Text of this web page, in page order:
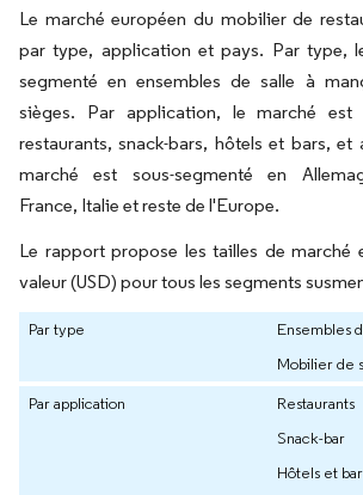
Le marché européen du mobilier de
par type, application et pays. Par type,
segmenté en ensembles de salle à
sièges. Par application, le marché est
restaurants, snack-bars, hôtels et bars, et
marché est sous-segmenté en
France, Italie et reste de l'Europe.
Le rapport propose les tailles de marché
valeur (USD) pour tous les segments
Par type
Ensembles
Mobilier de
Par application
Restaurants
Snack-bar
Hôtels et